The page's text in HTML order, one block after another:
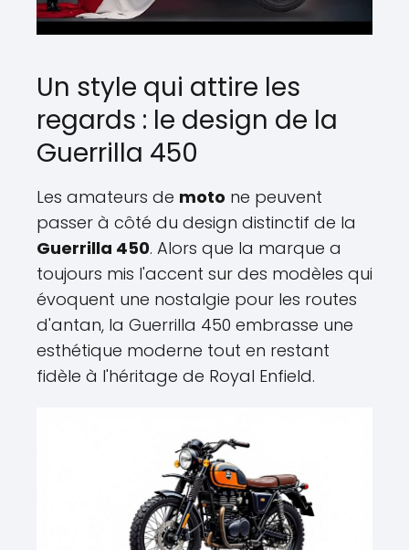
Un style qui attire les
regards : le design de la
Guerrilla 450
Les amateurs de moto ne peuvent
passer à côté du design distinctif de la
Guerrilla 450. Alors que la marque a
toujours mis l'accent sur des modèles qui
évoquent une nostalgie pour les routes
d'antan, la Guerrilla 450 embrasse une
esthétique moderne tout en restant
fidèle à l'héritage de Royal Enfield.